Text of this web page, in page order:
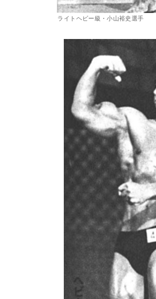
ライトヘビー級・小山裕史選手